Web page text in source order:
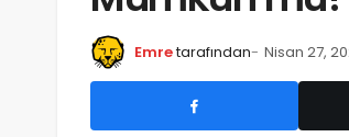
Emretarafından Nisan 27,